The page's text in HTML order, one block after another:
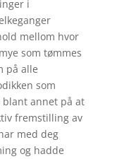
i
mellom hvor
som tømmes
på alle
som
annet på at
fremstilling av
med deg
og hadde